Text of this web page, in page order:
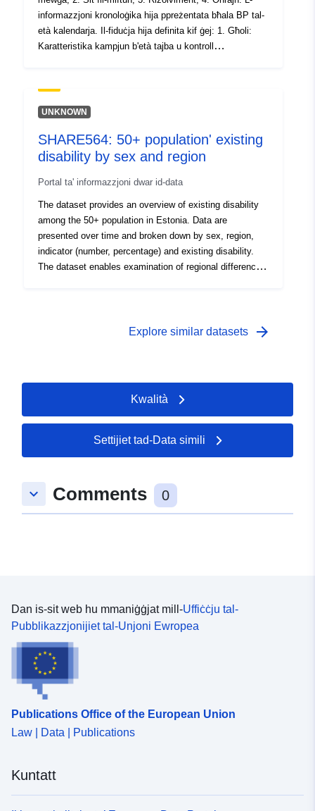
informazzjoni kronoloġika hija ppreżentata bħala BP tal-
età kalendarja. Il-fiduċja hija definita kif ġej: 1. Għoli:
Karatteristika kampjun b'età tajba u kontroll
permezz ta’ data ta’ telerilevament biss. 4. Baxxa:
Raġonevoli mingħajr ebda evidenza diretta.
UNKNOWN
SHARE564: 50+ population' existing
disability by sex and region
Portal ta' informazzjoni dwar id-data
The dataset provides an overview of existing disability
among the 50+ population in Estonia. Data are
presented over time and broken down by sex, region,
indicator (number, percentage) and existing disability.
The dataset enables examination of regional differences
Retirement in Europe (SHARE); Tallinn University
Explore similar datasets arrow_forward
Kwalità
Settijiet tad-Data simili
keyboard_arrow_down Comments 0
Dan is-sit web hu mmaniġġjat mill-Uffiċċju tal-
Pubblikazzjonijiet tal-Unjoni Ewropea
Publications Office of the European Union
Law | Data | Publications
Kuntatt